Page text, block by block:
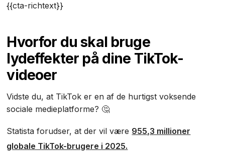
{{cta-richtext}}
Hvorfor du skal bruge
lydeffekter på dine TikTok-
videoer
Vidste du, at TikTok er en af de hurtigst voksende
sociale medieplatforme? 🤔
Statista forudser, at der vil være 955,3 millioner
globale TikTok-brugere i 2025.